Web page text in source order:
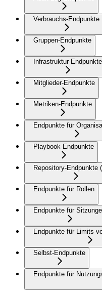
Verbrauchs-Endpunkte
Gruppen-Endpunkte
Infrastruktur-Endpunkte
Mitglieder-Endpunkte
Metriken-Endpunkte
Endpunkte für
Playbook-Endpunkte
Repository-Endpunkte
Endpunkte für Rollen
Endpunkte für
Endpunkte für Limits
Selbst-Endpunkte
Endpunkte für